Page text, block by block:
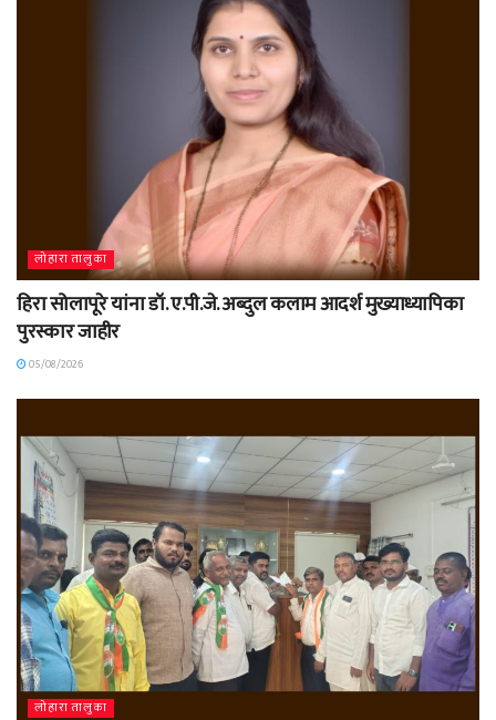
लोहारा तालुका
हिरा सोलापूरे यांना डॉ. ए.पी.जे. अब्दुल कलाम आदर्श मुख्याध्यापिका
पुरस्कार जाहीर
05/08/2026
लोहारा तालुका